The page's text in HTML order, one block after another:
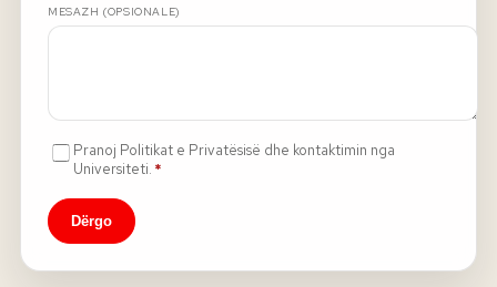
Kontakti
UMS Staff
LMS Canvas
MESAZH (OPSIONALE)
Pranoj Politikat e Privatësisë dhe kontaktimin nga
Universiteti. *
Dërgo